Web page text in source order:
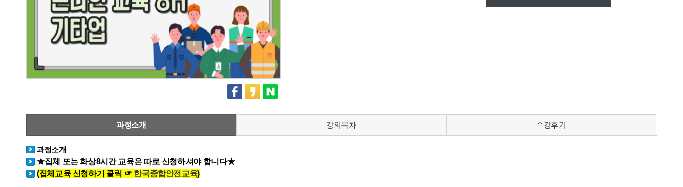
과정소개 강의목차 수강후기
과정소개
★집체 또는 화상8시간 교육은 따로 신청하셔야 합니다★
(집체교육 신청하기 클릭 ☞ 한국종합안전교육)